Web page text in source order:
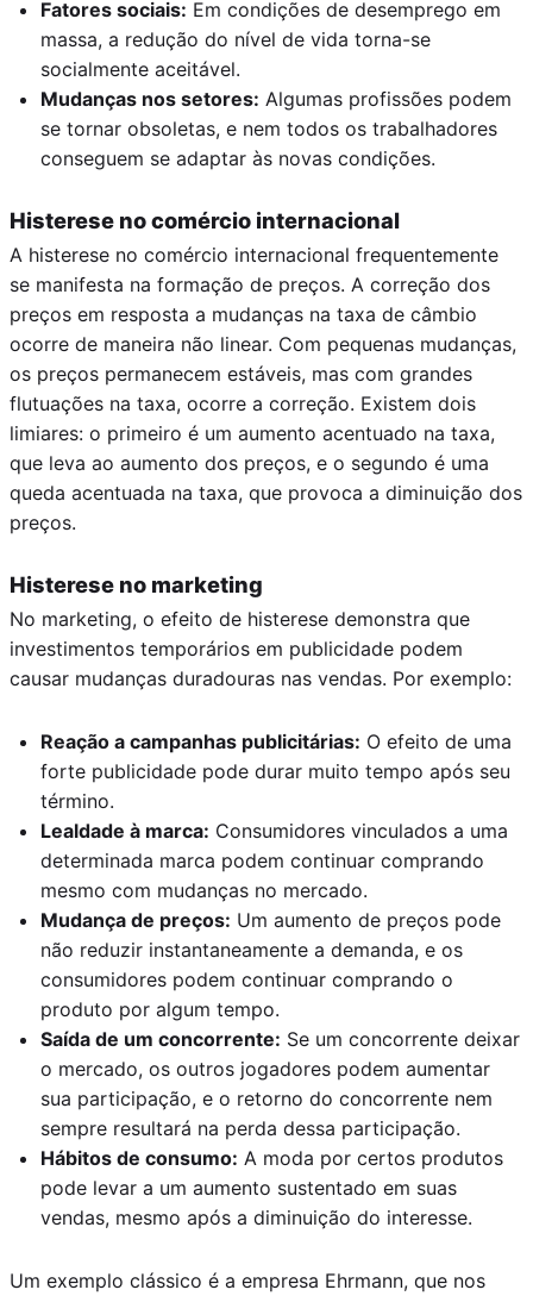
Fatores sociais: Em condições de desemprego em
massa, a redução do nível de vida torna-se
socialmente aceitável.
Mudanças nos setores: Algumas profissões podem
se tornar obsoletas, e nem todos os trabalhadores
conseguem se adaptar às novas condições.
Histerese no comércio internacional
A histerese no comércio internacional frequentemente
se manifesta na formação de preços. A correção dos
preços em resposta a mudanças na taxa de câmbio
ocorre de maneira não linear. Com pequenas mudanças,
os preços permanecem estáveis, mas com grandes
flutuações na taxa, ocorre a correção. Existem dois
limiares: o primeiro é um aumento acentuado na taxa,
que leva ao aumento dos preços, e o segundo é uma
queda acentuada na taxa, que provoca a diminuição dos
preços.
Histerese no marketing
No marketing, o efeito de histerese demonstra que
investimentos temporários em publicidade podem
causar mudanças duradouras nas vendas. Por exemplo:
Reação a campanhas publicitárias: O efeito de uma
forte publicidade pode durar muito tempo após seu
término.
Lealdade à marca: Consumidores vinculados a uma
determinada marca podem continuar comprando
mesmo com mudanças no mercado.
Mudança de preços: Um aumento de preços pode
não reduzir instantaneamente a demanda, e os
consumidores podem continuar comprando o
produto por algum tempo.
Saída de um concorrente: Se um concorrente deixar
o mercado, os outros jogadores podem aumentar
sua participação, e o retorno do concorrente nem
sempre resultará na perda dessa participação.
Hábitos de consumo: A moda por certos produtos
pode levar a um aumento sustentado em suas
vendas, mesmo após a diminuição do interesse.
Um exemplo clássico é a empresa Ehrmann, que nos